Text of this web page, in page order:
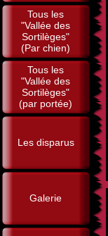
Tous les
"Vallée des
Sortilèges"
(Par chien)
Tous les
"Vallée des
Sortilèges"
(par portée)
Les disparus
Galerie